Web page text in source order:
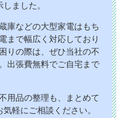
ました。
庫などの大型家電はもち
まで幅広く対応しており
りの際は、ぜひ当社の不
出張費無料でご自宅まで
用品の整理も、まとめて
軽にご相談ください。